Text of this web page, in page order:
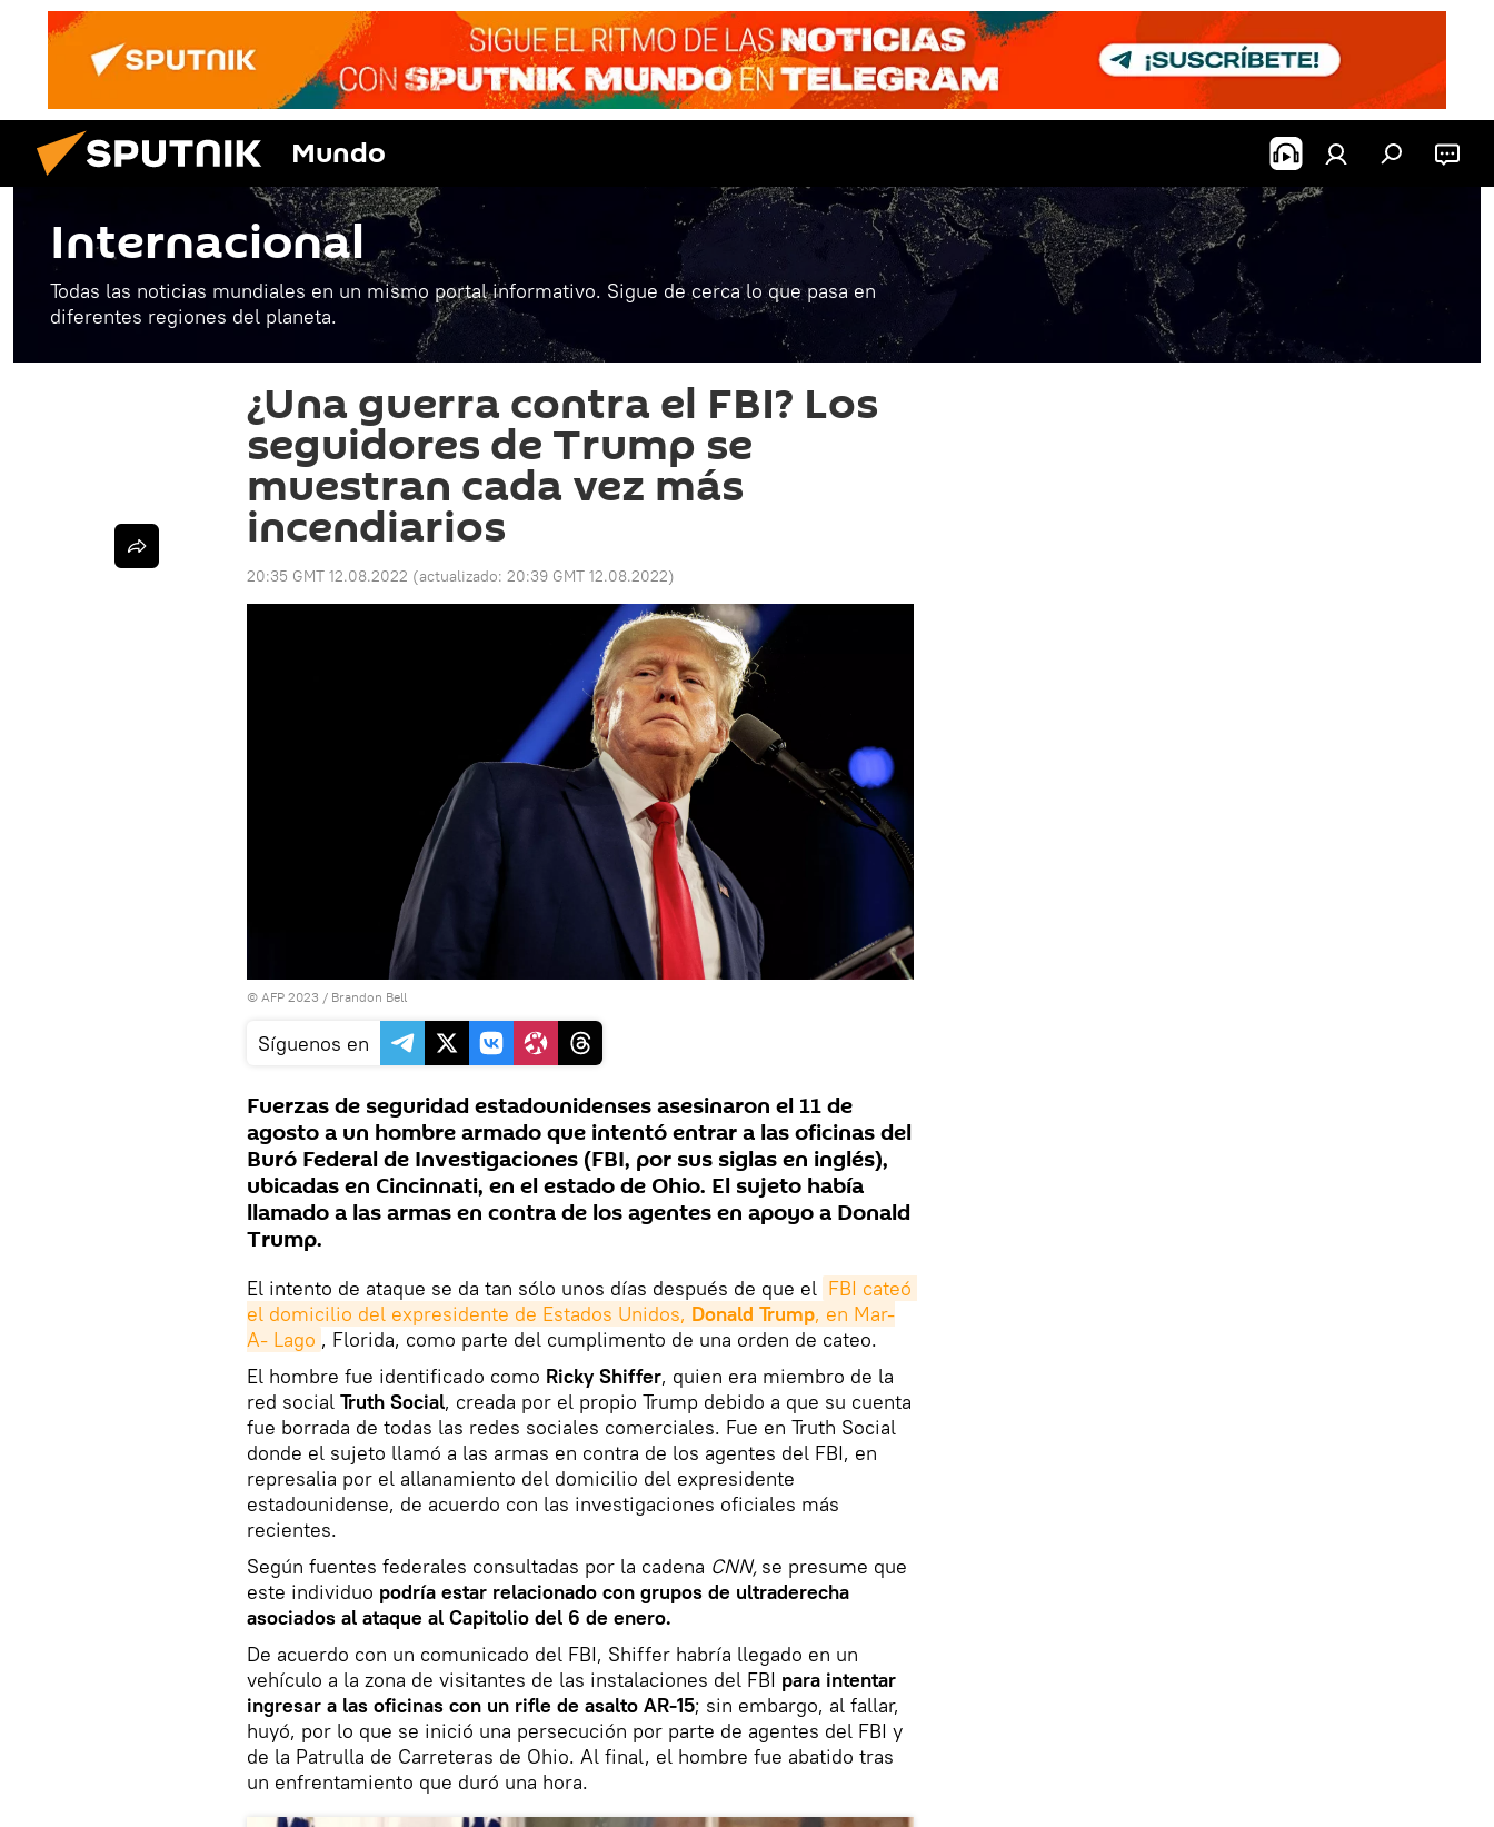
Mundo
Internacional
Todas las noticias mundiales en un mismo portal informativo. Sigue de cerca lo que pasa en
diferentes regiones del planeta.
¿Una guerra contra el FBI? Los
seguidores de Trump se
muestran cada vez más
incendiarios
20:35 GMT 12.08.2022 (actualizado: 20:39 GMT 12.08.2022)
© AFP 2023 / Brandon Bell
Síguenos en
Fuerzas de seguridad estadounidenses asesinaron el 11 de
agosto a un hombre armado que intentó entrar a las oficinas del
Buró Federal de Investigaciones (FBI, por sus siglas en inglés),
ubicadas en Cincinnati, en el estado de Ohio. El sujeto había
llamado a las armas en contra de los agentes en apoyo a Donald
Trump.
El intento de ataque se da tan sólo unos días después de que el FBI cateó
el domicilio del expresidente de Estados Unidos, Donald Trump, en Mar-
A- Lago , Florida, como parte del cumplimento de una orden de cateo.
El hombre fue identificado como Ricky Shiffer, quien era miembro de la
red social Truth Social, creada por el propio Trump debido a que su cuenta
fue borrada de todas las redes sociales comerciales. Fue en Truth Social
donde el sujeto llamó a las armas en contra de los agentes del FBI, en
represalia por el allanamiento del domicilio del expresidente
estadounidense, de acuerdo con las investigaciones oficiales más
recientes.
Según fuentes federales consultadas por la cadena CNN, se presume que
este individuo podría estar relacionado con grupos de ultraderecha
asociados al ataque al Capitolio del 6 de enero.
De acuerdo con un comunicado del FBI, Shiffer habría llegado en un
vehículo a la zona de visitantes de las instalaciones del FBI para intentar
ingresar a las oficinas con un rifle de asalto AR-15; sin embargo, al fallar,
huyó, por lo que se inició una persecución por parte de agentes del FBI y
de la Patrulla de Carreteras de Ohio. Al final, el hombre fue abatido tras
un enfrentamiento que duró una hora.